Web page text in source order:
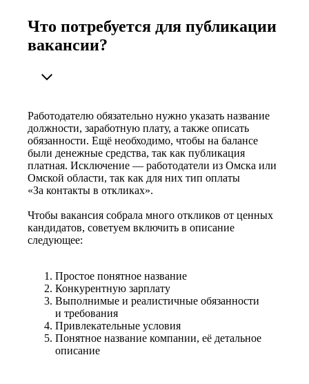
Что потребуется для публикации
вакансии?
Работодателю обязательно нужно указать название
должности, заработную плату, а также описать
обязанности. Ещё необходимо, чтобы на балансе
были денежные средства, так как публикация
платная. Исключение — работодатели из Омска или
Омской области, так как для них тип оплаты
«За контакты в откликах».
Чтобы вакансия собрала много откликов от ценных
кандидатов, советуем включить в описание
следующее:
Простое понятное название
Конкурентную зарплату
Выполнимые и реалистичные обязанности
и требования
Привлекательные условия
Понятное название компании, её детальное
описание